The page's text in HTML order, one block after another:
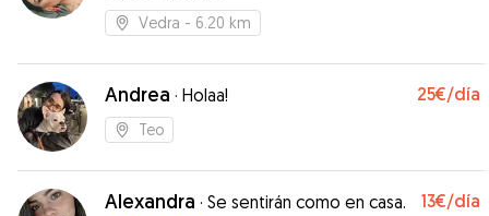
Vedra - 6.20 km
Andrea · Holaa! 25€/día
Teo
Alexandra · Se sentirán como en casa. 13€/día